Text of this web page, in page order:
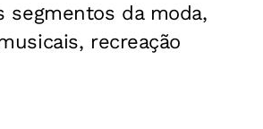
segmentos da moda,
recreação